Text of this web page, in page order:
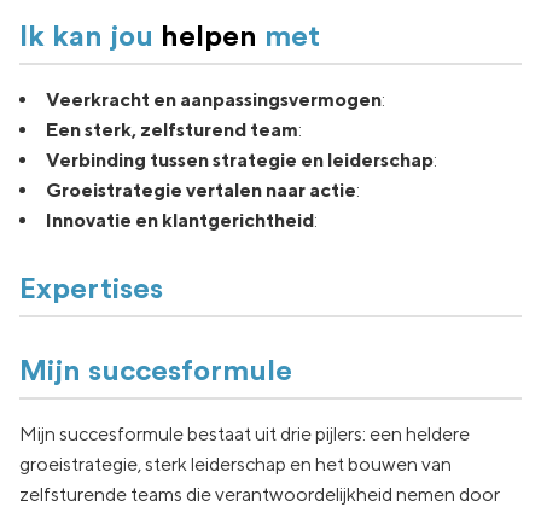
Ik kan jou helpen met
Veerkracht en aanpassingsvermogen:
Een sterk, zelfsturend team:
Verbinding tussen strategie en leiderschap:
Groeistrategie vertalen naar actie:
Innovatie en klantgerichtheid:
Expertises
Mijn succesformule
Mijn succesformule bestaat uit drie pijlers: een heldere
groeistrategie, sterk leiderschap en het bouwen van
zelfsturende teams die verantwoordelijkheid nemen door